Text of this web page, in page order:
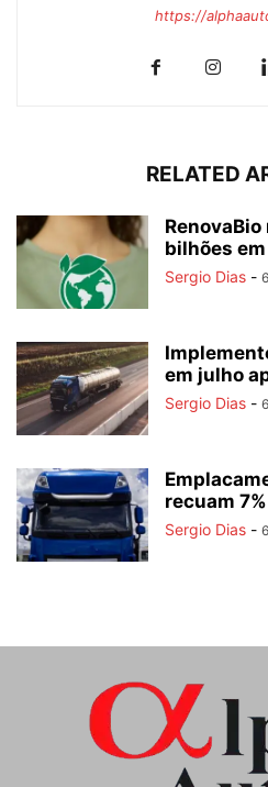
https://
RELATED
bilhões
Sergio Dias -
em julho
Sergio Dias -
recuam
Sergio Dias -